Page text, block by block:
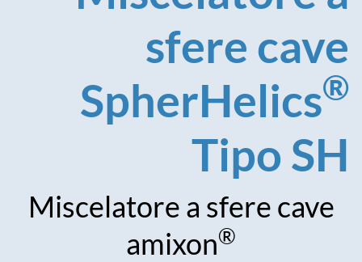
sfere cave
SpherHelics®
Tipo SH
Miscelatore a sfere cave
amixon®